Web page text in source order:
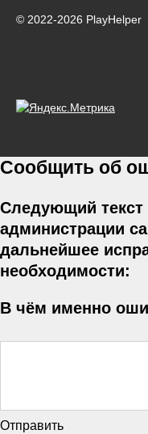
© 2022-2026 PlayHelper
Сообщить об
Следующий текст
администрации
дальнейшее
необходимости:
В чём именно
Отправить